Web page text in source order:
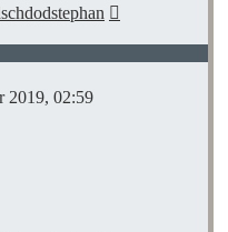
2019, 02:59